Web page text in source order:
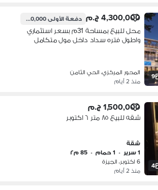
9
4,300,000 ج.م دفعة الأولى430,000 ج.م
محل للبيع بمساحة 31م بسعر استثماري
واطول فتره سداد داخل مول متكامل
المحور المركزي، الحي الثامن
منذ 2 أيام
4
1,500,000 ج.م
شقه للبيع ٨٥ متر ٦ اكتوبر
شقة
1 سرير
• 1 حمام • 85 م٢
6 اكتوبر، الجيزة
منذ 2 أيام